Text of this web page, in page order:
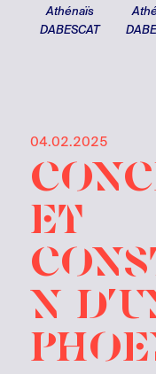
Athénaïs
DABESCAT
04.02.2025
et
n